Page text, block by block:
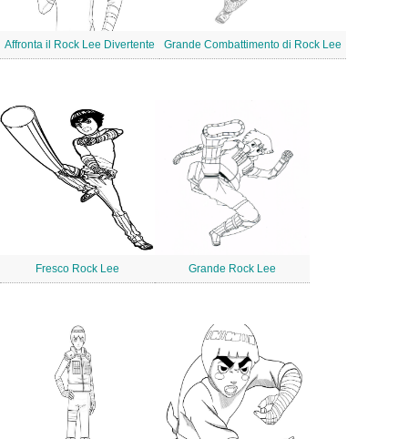
Affronta il Rock Lee Divertente Grande Combattimento di Rock Lee
Fresco Rock Lee Grande Rock Lee